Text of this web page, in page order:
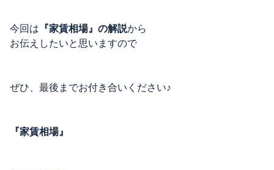
今回は 『家賃相場』の解説から
お伝えしたいと思いますので
ぜひ、最後までお付き合いください♪
『家賃相場』